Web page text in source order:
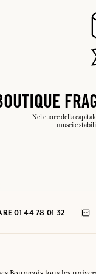
Nel cuore della
musei e
01 44 78 01 32